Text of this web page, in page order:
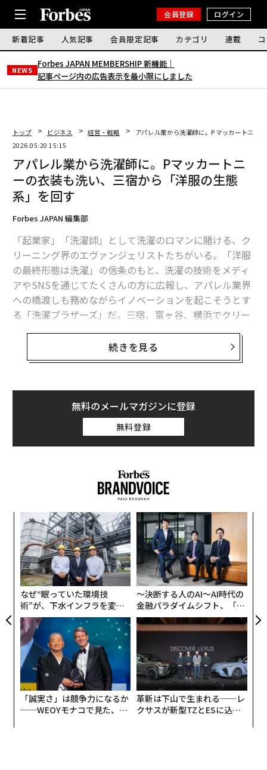
会員登録 ログイン
新着記事 人気記事 会員限定記事 カテゴリ 連載
NEWS
Forbes JAPAN MEMBERSHIP 新機能｜
記事ページ内の広告表示を最小限にしました
トップ ビジネス 経営・戦略
アパレル業から洗濯師に。Pマッカートニー
2026.05.20 15:15
アパレル業から洗濯師に。Pマッカートニ
ーの衣装も洗い、三宿から「洋服の生態
系」を回す
Forbes JAPAN 編集部
「起業家」「洗濯師」として洗濯のロマンに賭ける、ク
リーニング界のエヴァンジェリストたちがいる。「洋服
の最終形態は洗濯」の信条のもと、洗濯の技術をメディ
アやSNSを通じてたくさんの方に広報し、アパレル業界
への橋渡しも務めながらイノベーションを起こそうとす
る「洗濯ブラザーズ」だ。三宿、富ヶ谷、横浜でクリー
ニング店舗「LIVRER（リブレ）」を営業しながら、劇団
四季、クレイジーケンバンド、シルク・ドゥ・ソレイ
ユ、ポール・マッカートニーやブルーノ・マーズなどの
かつて劇団四季の講演で来日していたイギリス人の振り
付け師がプライベートでスエードのジャケットにつけた
「エスカルゴのしみ」を相談され、みごとに解決、納品
したことは、劇団四季内では伝説にもなっているとい
ーズが預ける街の洗濯屋さん
に続き、「LIVRER MISHIKU（リブレ三宿）」で長男・
茂木貴史氏と次男・茂木康之氏に話を聞いた（注：「洗
濯ブラザーズ」は、もう1人のメンバーである今井良氏
が「三男」として活動している）。
アパレルからクリーニングへ─
実は、弟の康之氏はアパレル業界の出身だ。
「アパレルには、製造側のトラブルや問題点を引き受け
て衣類の修正をする、そういう業態があるんです。
たとえば日本のアパレル企業が中国に衣類1000枚の発注
続きを見る
無料のメールマガジンに登録
無料登録
なぜ“眠っていた環境技
術”が、下水インフラを変え
たのか──産総研×月島JFE
アクアソリューションの10年
〜決断する人のAI〜AI時代の
金融パラダイムシフト、「超
個別化」の核心 【MUFG×ウ
ェルスナビ×PwC】
「誠実さ」は競争力になるか
──WEOYモナコで見た、く
革新は下山で生まれる──レ
クサスが新型TZとESに込め